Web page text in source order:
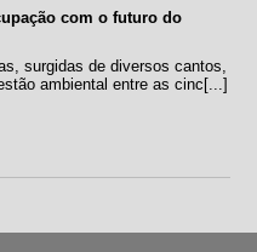
com o futuro do
surgidas de diversos cantos,
ambiental entre as cinc[...]